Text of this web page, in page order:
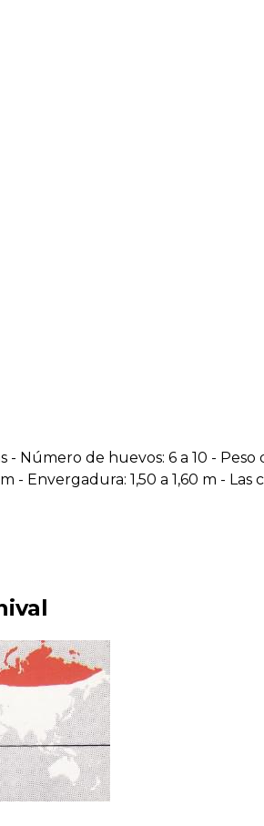
- Número de huevos: 6 a 10 -
- Envergadura: 1,50 a 1,60 m -